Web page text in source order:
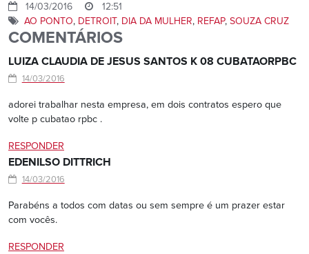
14/03/2016
12:51
AO PONTO, DETROIT, DIA DA MULHER, REFAP, SOUZA CRUZ
COMENTÁRIOS
LUIZA CLAUDIA DE JESUS SANTOS K 08 CUBATAORPBC
14/03/2016
adorei trabalhar nesta empresa, em dois contratos espero que
volte p cubatao rpbc .
RESPONDER
EDENILSO DITTRICH
14/03/2016
Parabéns a todos com datas ou sem sempre é um prazer estar
com vocês.
RESPONDER